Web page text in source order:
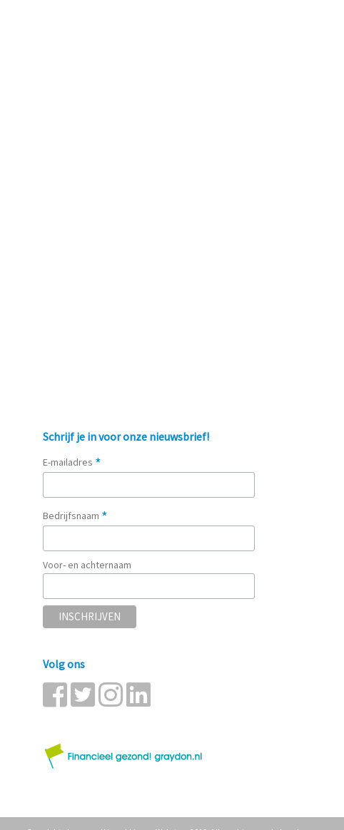
Schrijf je in voor onze nieuwsbrief!
E-mailadres *
Bedrijfsnaam *
Voor- en achternaam
Volg ons